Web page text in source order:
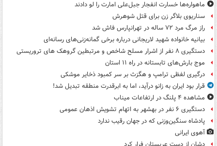
ماهواره‌ها خسارت انفجار جبل‌علی امارت را لو دادند
سناریوی بلاگر زن برای قتل شوهرش
راز مرگ مرد ۷۲ ساله در تهرانپارس فاش شد
بیانیه خانواده شهید لاریجانی درباره برخی گمانه‌زنی‌های رسانه‌ای
دستگیری ۸ نفر از اشرار مسلح شاخص و مرتبطین گروهک های تروریستی
موج بارش‌های تابستانه در راه ۱۱ استان
درگیری لفظی ترامپ و هگزث بر سر کمبود ذخایر موشکی
قرار بود ایران به زانو درآید، اما به ابرقدرت منطقه تبدیل شد!
مشاهده ۴ پلنگ در ارتفاعات میناب
دستگیری ۶ نفر در بهشهر به اتهام تشویش اذهان عمومی
پادشاه سنگین‌وزنی که در جهان رقیب ندارد
آهوی ایرانی